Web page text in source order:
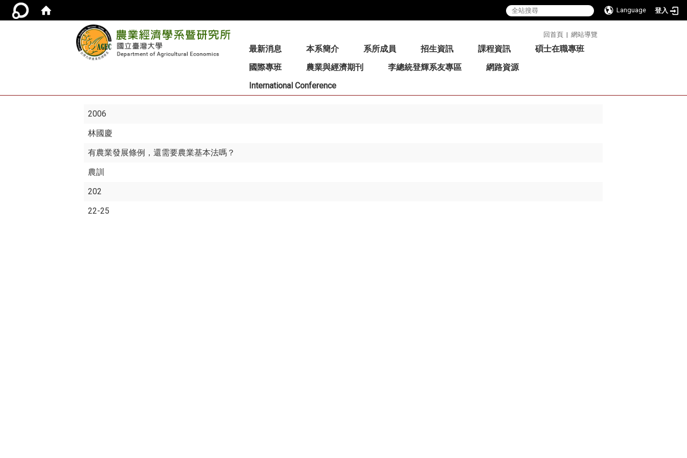
Language 登入
回首頁 | 網站導覽
最新消息 本系簡介 系所成員 招生資訊 課程資訊
碩士在職專班
國際專班
農業與經濟期刊 李總統登輝系友專區
網路資源
International Conference
2006
林國慶
有農業發展條例，還需要農業基本法嗎？
農訓
202
22-25